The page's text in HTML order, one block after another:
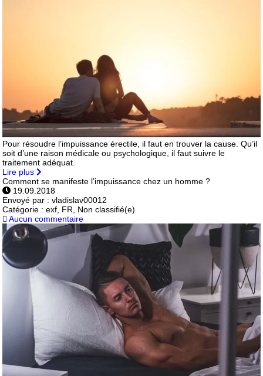
Pour résoudre l’impuissance érectile, il faut en trouver la cause. Qu’il
soit d’une raison médicale ou psychologique, il faut suivre le
traitement adéquat.
Lire plus
Comment se manifeste l’impuissance chez un homme ?
19.09.2018
Envoyé par :vladislav00012
Catégorie :exf, FR, Non classifié(e)
Aucun commentaire